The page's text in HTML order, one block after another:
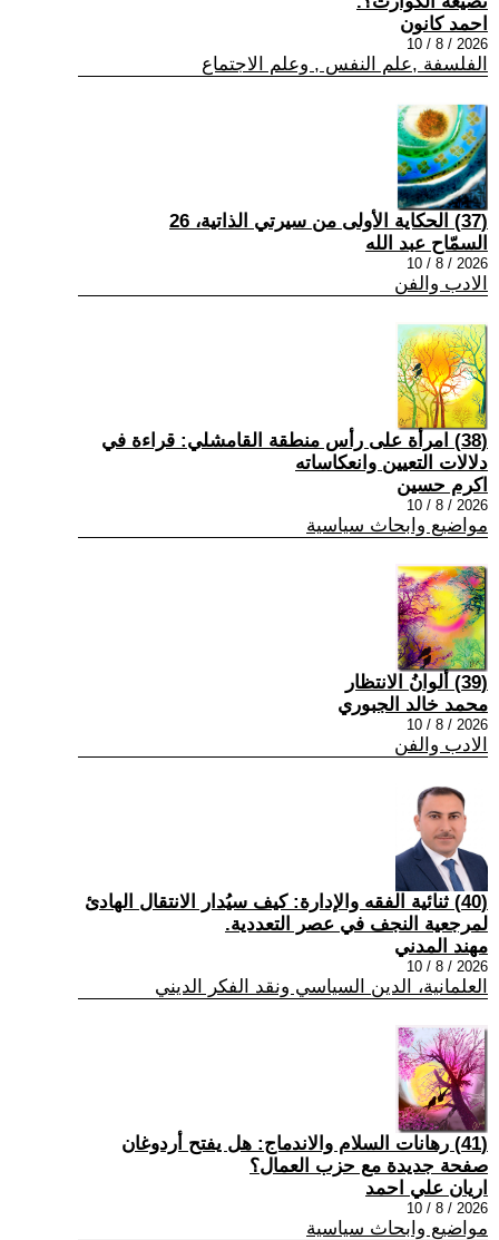
احمد كانون
2026 / 8 / 10
الفلسفة ,علم النفس , وعلم الاجتماع
(37) الحكاية الأولى من سيرتي الذاتية، 26
السمّاح عبد الله
2026 / 8 / 10
الادب والفن
(38) امرأة على رأس منطقة القامشلي: قراءة في
دلالات التعيين وانعكاساته
اكرم حسين
2026 / 8 / 10
مواضيع وابحاث سياسية
(39) ألوانُ الانتظار
محمد خالد الجبوري
2026 / 8 / 10
الادب والفن
(40) ثنائية الفقه والإدارة: كيف سيُدار الانتقال الهادئ
لمرجعية النجف في عصر التعددية.
مهند المدني
2026 / 8 / 10
العلمانية، الدين السياسي ونقد الفكر الديني
(41) رهانات السلام والاندماج: هل يفتح أردوغان
صفحة جديدة مع حزب العمال؟
اريان علي احمد
2026 / 8 / 10
مواضيع وابحاث سياسية